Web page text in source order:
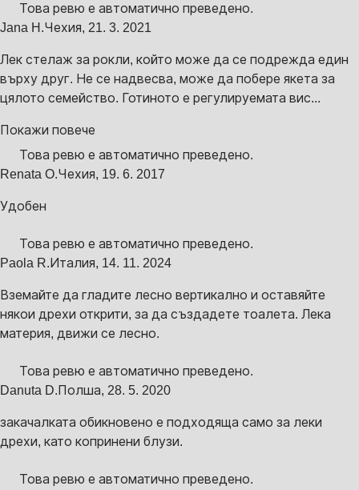
Това ревю е автоматично преведено.
Jana H.Чехия, 21. 3. 2021
Лек стелаж за рокли, който може да се подрежда един
върху друг. Не се надвесва, може да побере якета за
цялото семейство. Готиното е регулируемата вис...
Покажи повече
Това ревю е автоматично преведено.
Renata O.Чехия, 19. 6. 2017
Удобен
Това ревю е автоматично преведено.
Paola R. Италия, 14. 11. 2024
Вземайте да гладите лесно вертикално и оставяйте
някои дрехи открити, за да създадете тоалета. Лека
материя, движи се лесно.
Това ревю е автоматично преведено.
Danuta D. Полша, 28. 5. 2020
закачалката обикновено е подходяща само за леки
дрехи, като копринени блузи.
Това ревю е автоматично преведено.